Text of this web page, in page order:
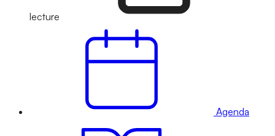
lecture
Agenda